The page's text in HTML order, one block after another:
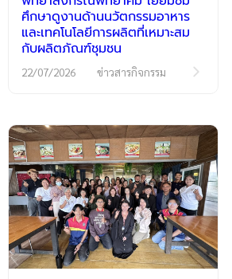
ศึกษาดูงานด้านนวัตกรรมอาหาร
และเทคโนโลยีการผลิตที่เหมาะสม
กับผลิตภัณฑ์ชุมชน
22/07/2026 ข่าวสารกิจกรรม